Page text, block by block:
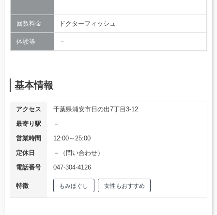
回数料金 ドクターフィッシュ
体験等 －
基本情報
アクセス
千葉県浦安市日の出7丁目3-12
最寄り駅
－
営業時間
12:00～25:00
定休日
－（問い合わせ）
電話番号
047-304-4126
特徴 もみほぐし 女性もおすすめ